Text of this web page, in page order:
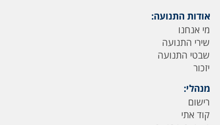
אודות התנועה:
מי אנחנו
שירי התנועה
שבטי התנועה
יזכור
מנהלי:
רישום
קוד אתי